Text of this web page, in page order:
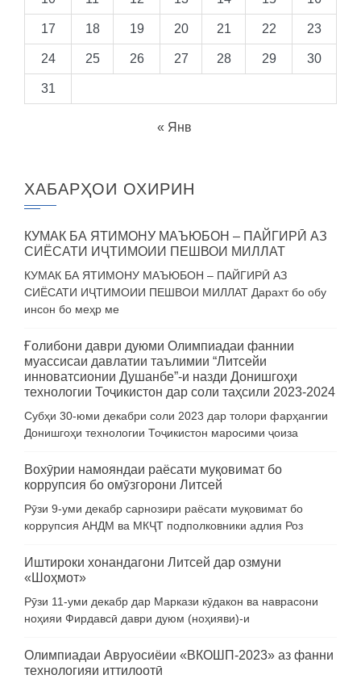
17 18 19 20 21 22 23
24 25 26 27 28 29 30
31
« Янв
ХАБАРҲОИ ОХИРИН
КУМАК БА ЯТИМОНУ МАЪЮБОН – ПАЙГИРӢ АЗ
СИЁСАТИ ИҶТИМОИИ ПЕШВОИ МИЛЛАТ
КУМАК БА ЯТИМОНУ МАЪЮБОН – ПАЙГИРӢ АЗ
СИЁСАТИ ИҶТИМОИИ ПЕШВОИ МИЛЛАТ Дарахт бо обу
инсон бо меҳр ме
Ғолибони даври дуюми Олимпиадаи фаннии
муассисаи давлатии таълимии “Литсейи
инноватсионии Душанбе”-и назди Донишгоҳи
технологии Тоҷикистон дар соли таҳсили 2023-2024
Субҳи 30-юми декабри соли 2023 дар толори фарҳангии
Донишгоҳи технологии Тоҷикистон маросими ҷоиза
Вохӯрии намояндаи раёсати муқовимат бо
коррупсия бо омӯзгорони Литсей
Рӯзи 9-уми декабр сарнозири раёсати муқовимат бо
коррупсия АНДМ ва МКҶТ подполковники адлия Роз
Иштироки хонандагони Литсей дар озмуни
«Шоҳмот»
Рӯзи 11-уми декабр дар Маркази кӯдакон ва наврасони
ноҳияи Фирдавсӣ даври дуюм (ноҳияви)-и
Олимпиадаи Авруосиёии «ВКОШП-2023» аз фанни
технологияи иттилоотӣ